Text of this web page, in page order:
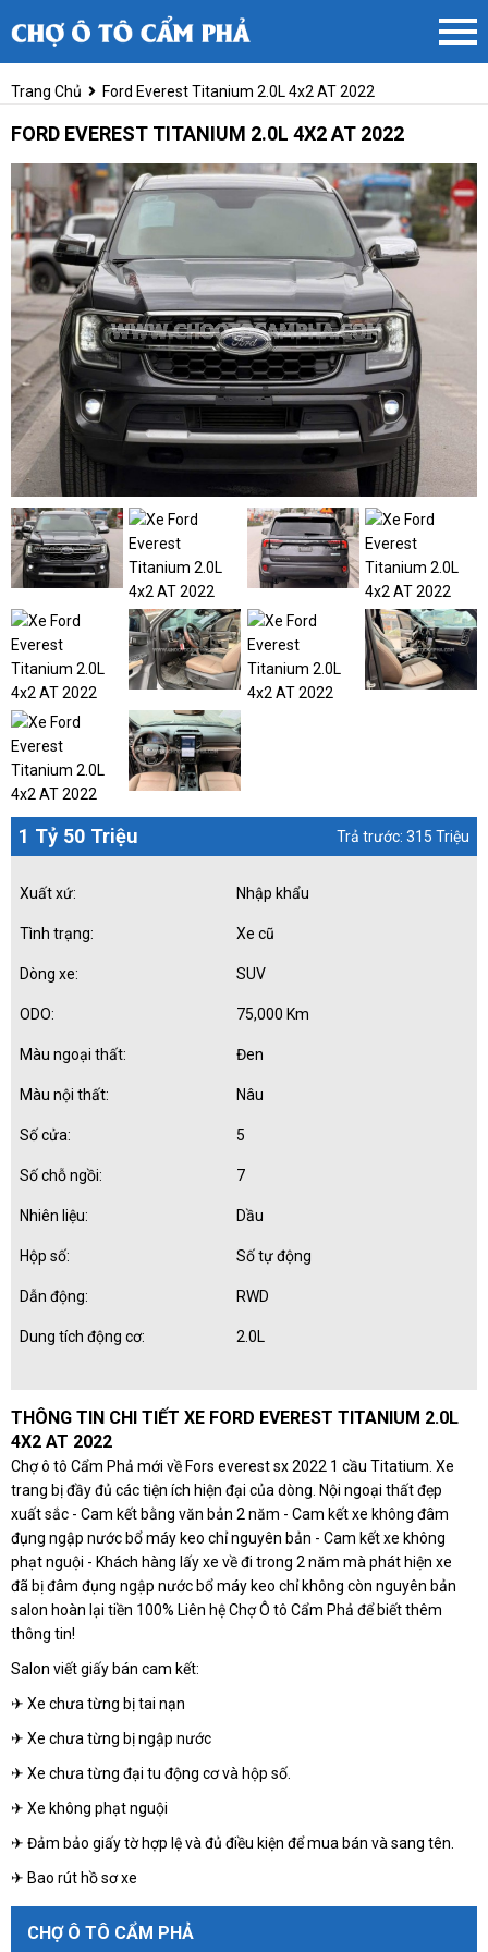
Trang Chủ Ford Everest Titanium 2.0L 4x2 AT 2022
FORD EVEREST TITANIUM 2.0L 4X2 AT 2022
1 Tỷ 50 Triệu Trả trước: 315 Triệu
Xuất xứ: Nhập khẩu
Tình trạng: Xe cũ
Dòng xe: SUV
ODO: 75,000 Km
Màu ngoại thất: Đen
Màu nội thất: Nâu
Số cửa: 5
Số chỗ ngồi: 7
Nhiên liệu: Dầu
Hộp số: Số tự động
Dẫn động: RWD
Dung tích động cơ: 2.0L
THÔNG TIN CHI TIẾT XE FORD EVEREST TITANIUM 2.0L
4X2 AT 2022
Chợ ô tô Cẩm Phả mới về Fors everest sx 2022 1 cầu Titatium. Xe
trang bị đầy đủ các tiện ích hiện đại của dòng. Nội ngoại thất đẹp
xuất sắc - Cam kết bằng văn bản 2 năm - Cam kết xe không đâm
đụng ngập nước bổ máy keo chỉ nguyên bản - Cam kết xe không
phạt nguội - Khách hàng lấy xe về đi trong 2 năm mà phát hiện xe
đã bị đâm đụng ngập nước bổ máy keo chỉ không còn nguyên bản
salon hoàn lại tiền 100% Liên hệ Chợ Ô tô Cẩm Phả để biết thêm
thông tin!
Salon viết giấy bán cam kết:
✈ Xe chưa từng bị tai nạn
✈ Xe chưa từng bị ngập nước
✈ Xe chưa từng đại tu động cơ và hộp số.
✈ Xe không phạt nguội
✈ Đảm bảo giấy tờ hợp lệ và đủ điều kiện để mua bán và sang tên.
✈ Bao rút hồ sơ xe
CHỢ Ô TÔ CẨM PHẢ